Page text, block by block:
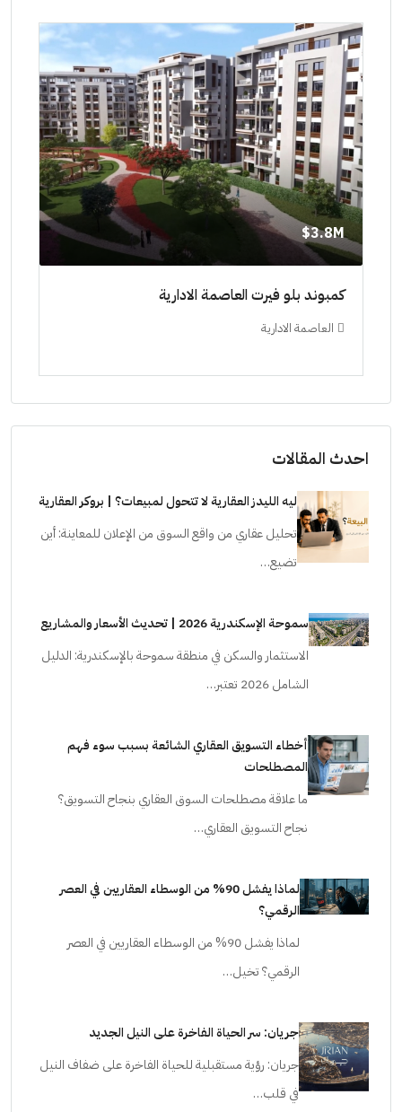
3.8M$
كمبوند بلو فيرت العاصمة الادارية
العاصمة الادارية
احدث المقالات
ليه الليدز العقارية لا تتحول لمبيعات؟ | بروكر العقارية
تحليل عقاري من واقع السوق من الإعلان للمعاينة: أين
تضيع…
سموحة الإسكندرية 2026 | تحديث الأسعار والمشاريع
الاستثمار والسكن في منطقة سموحة بالإسكندرية: الدليل
الشامل 2026 تعتبر…
أخطاء التسويق العقاري الشائعة بسبب سوء فهم
المصطلحات
ما علاقة مصطلحات السوق العقاري بنجاح التسويق؟
نجاح التسويق العقاري…
لماذا يفشل 90% من الوسطاء العقاريين في العصر
الرقمي؟
لماذا يفشل 90% من الوسطاء العقاريين في العصر
الرقمي؟ تخيل…
جريان: سر الحياة الفاخرة على النيل الجديد
جريان: رؤية مستقبلية للحياة الفاخرة على ضفاف النيل
في قلب…